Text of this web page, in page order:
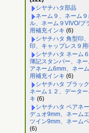
シヤチハタ部品
ネーム９、ネーム
ル、ネーム９VIVO/ブ
用補充インキ (6)
シヤチハタ 角型印
印、キャップレス９
シヤチハタ ネーム
簿記スタンパー、ネ
アネーム6mm、ネー
用補充インキ (6)
シヤチハタ ブラッ
ネーム１２、データ
キ (6)
シヤチハタ ペアネ
デュオ9mm、ネーム
ツイン9mm、ネーム
(6)